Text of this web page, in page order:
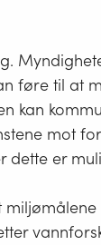
føre til at
kan
mot
dette er